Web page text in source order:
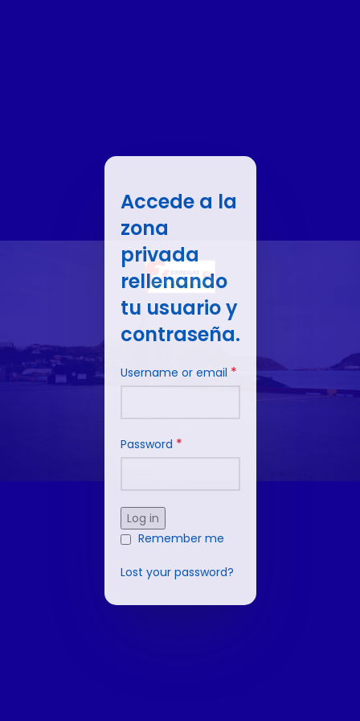
Accede a la
zona
privada
rellenando
tu usuario y
contraseña.
Username or email *
Password *
Log in
Remember me
Lost your password?